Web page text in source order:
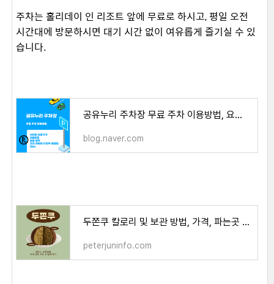
주차는 홀리데이 인 리조트 앞에 무료로 하시고, 평일 오전
시간대에 방문하시면 대기 시간 없이 여유롭게 즐기실 수 있
습니다.
공유누리 주차장 무료 주차 이용방법, 요금 정책
blog.naver.com
두쫀쿠 칼로리 및 보관 방법, 가격, 파는곳 쉽게 찾기 - peterjun's life
peterjuninfo.com